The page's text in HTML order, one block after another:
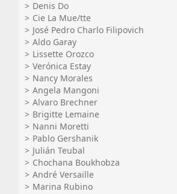
Denis Do
Cie La Mue/tte
José Pedro Charlo Filipovich
Aldo Garay
Lissette Orozco
Verónica Estay
Nancy Morales
Angela Mangoni
Alvaro Brechner
Brigitte Lemaine
Nanni Moretti
Pablo Gershanik
Julián Teubal
Chochana Boukhobza
André Versaille
Marina Rubino